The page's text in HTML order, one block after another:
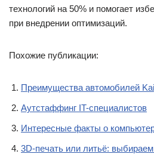
технологий на 50% и помогает
при внедрении оптимизаций.
Похожие публикации:
Преимущества автомобилей
Аутстаффинг IT-специалистов
Интересные факты о
3D-печать или литьё: